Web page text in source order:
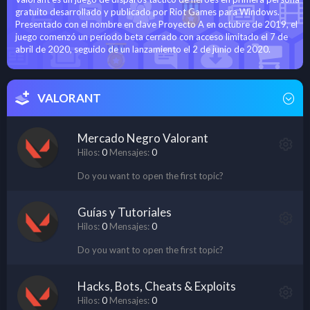
gratuito desarrollado y publicado por Riot Games para Windows.
Presentado con el nombre en clave Proyecto A en octubre de 2019, el
juego comenzó un período beta cerrado con acceso limitado el 7 de
abril de 2020, seguido de un lanzamiento el 2 de junio de 2020.
VALORANT
Mercado Negro Valorant
Hilos 0 Mensajes 0
Do you want to open the first topic?
Guías y Tutoriales
Hilos 0 Mensajes 0
Do you want to open the first topic?
Hacks, Bots, Cheats & Exploits
Hilos 0 Mensajes 0